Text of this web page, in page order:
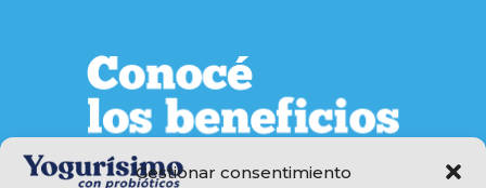
Gestionar consentimiento